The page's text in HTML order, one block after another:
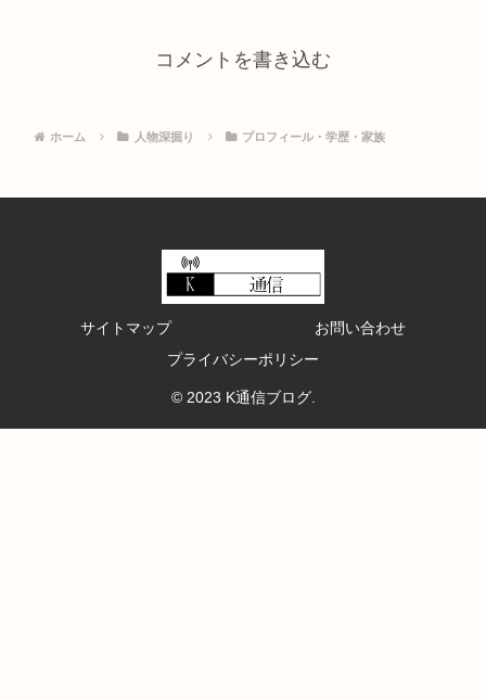
コメントを書き込む
ホーム 人物深掘り プロフィール・学歴・家族
サイトマップ
お問い合わせ
プライバシーポリシー
© 2023 K通信ブログ.